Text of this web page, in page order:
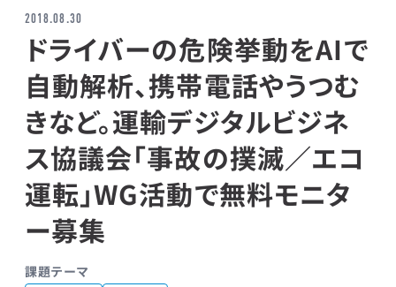
2018.08.30
ドライバーの危険挙動をAIで
自動解析、携帯電話やうつむ
きなど。運輸デジタルビジネ
ス協議会「事故の撲滅／エコ
運転」WG活動で無料モニタ
ー募集
課題テーマ